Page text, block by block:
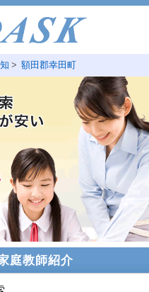
額田郡幸田町
庭教師紹介